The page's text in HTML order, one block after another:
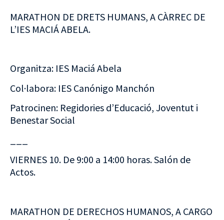
MARATHON DE DRETS HUMANS, A CÀRREC DE
L’IES MACIÁ ABELA.
Organitza: IES Maciá Abela
Col·labora: IES Canónigo Manchón
Patrocinen: Regidories d’Educació, Joventut i
Benestar Social
VIERNES 10. De 9:00 a 14:00 horas. Salón de
Actos.
MARATHON DE DERECHOS HUMANOS, A CARGO